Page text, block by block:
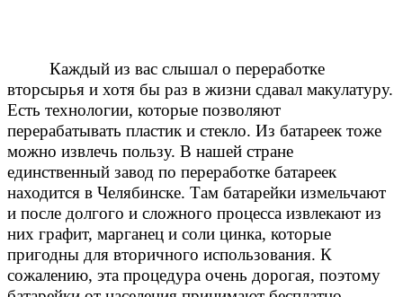
Каждый из вас слышал о переработке
вторсырья и хотя бы раз в жизни сдавал макулатуру.
Есть технологии, которые позволяют
перерабатывать пластик и стекло. Из батареек тоже
можно извлечь пользу. В нашей стране
единственный завод по переработке батареек
находится в Челябинске. Там батарейки измельчают
и после долгого и сложного процесса извлекают из
них графит, марганец и соли цинка, которые
пригодны для вторичного использования. К
сожалению, эта процедура очень дорогая, поэтому